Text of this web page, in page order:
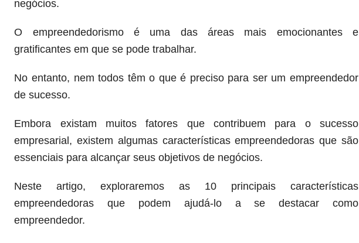
negócios.
O empreendedorismo é uma das áreas mais emocionantes e
gratificantes em que se pode trabalhar.
No entanto, nem todos têm o que é preciso para ser um empreendedor
de sucesso.
Embora existam muitos fatores que contribuem para o sucesso
empresarial, existem algumas características empreendedoras que são
essenciais para alcançar seus objetivos de negócios.
Neste artigo, exploraremos as 10 principais características
empreendedoras que podem ajudá-lo a se destacar como
empreendedor.